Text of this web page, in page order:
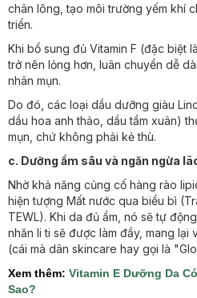
chân lông, tạo môi trường yếm khí
triển.
Khi bổ sung đủ Vitamin F (đặc biệt
trở nên lỏng hơn, luân chuyển dễ
nhân mụn.
Do đó, các loại dầu dưỡng giàu
dầu hoa anh thảo, dầu tầm xuân)
mụn, chứ không phải kẻ thù.
c. Dưỡng ẩm sâu và ngăn ngừa
Nhờ khả năng củng cố hàng rào
hiện tượng Mất nước qua biểu bì
TEWL). Khi da đủ ẩm, nó sẽ tự
nhăn li ti sẽ được làm đầy, mang lại
(cái mà dân skincare hay gọi là
​Xem thêm: Vitamin E Dưỡng Da
Sao?